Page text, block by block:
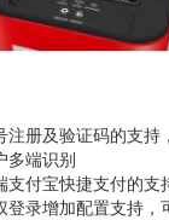
注册及验证码的支持
多端识别
支付宝快捷支付的支
登录增加配置支持，